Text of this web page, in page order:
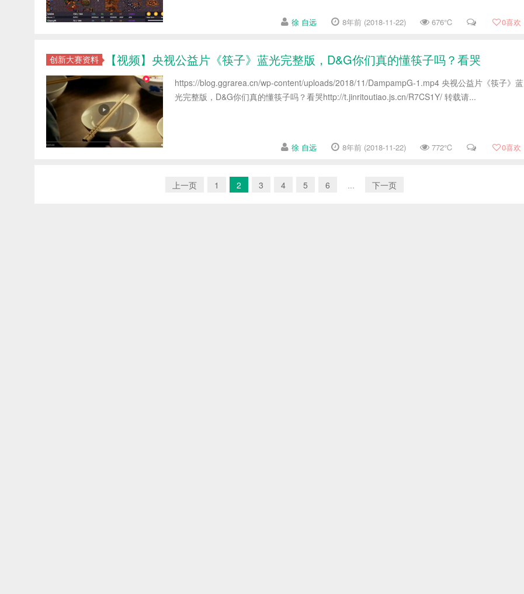
徐 自远 8年前 (2018-11-22) 676℃ 0喜欢
创新大赛资料 【视频】央视公益片《筷子》蓝光完整版，D&G你们真的懂筷子吗？看哭
https://blog.ggrarea.cn/wp-content/uploads/2018/11/DampampG-1.mp4 央视公益片《筷子》蓝
光完整版，D&G你们真的懂筷子吗？看哭http://t.jinritoutiao.js.cn/R7CS1Y/ 转载请...
徐 自远 8年前 (2018-11-22) 772℃ 0喜欢
上一页 1 2 3 4 5 6 ... 下一页